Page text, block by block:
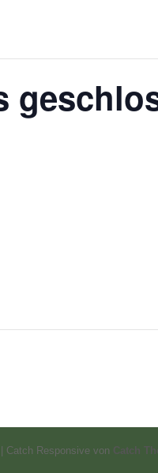
| Catch Responsive von Catch